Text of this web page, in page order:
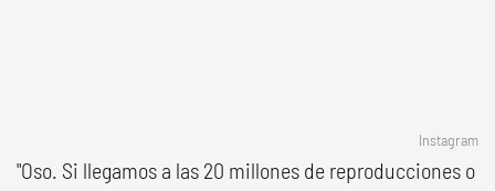
Instagram
"Oso. Si llegamos a las 20 millones de reproducciones o